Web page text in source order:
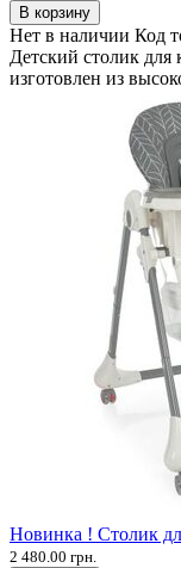
В корзину
Нет в наличии Код
Детский столик
изготовлен из
Новинка ! Столик
2 480.00 грн.